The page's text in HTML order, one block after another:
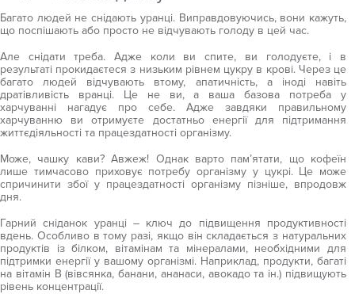
Багато людей не снідають уранці. Виправдовуючись, вони кажуть,
що поспішають або просто не відчувають голоду в цей час.
Але снідати треба. Адже коли ви спите, ви голодуєте, і в
результаті прокидаєтеся з низьким рівнем цукру в крові. Через це
багато людей відчувають втому, апатичність, а іноді навіть
дратівливість вранці. Це не ви, а ваша базова потреба у
харчуванні нагадує про себе. Адже завдяки правильному
харчуванню ви отримуєте достатньо енергії для підтримання
життєдіяльності та працездатності організму.
Може, чашку кави? Авжеж! Однак варто пам’ятати, що кофеїн
лише тимчасово приховує потребу організму у цукрі. Це може
спричинити збої у працездатності організму пізніше, впродовж
дня.
Гарний сніданок уранці – ключ до підвищення продуктивності
вдень. Особливо в тому разі, якщо він складається з натуральних
продуктів із білком, вітамінам та мінералами, необхідними для
підтримки енергії у вашому організмі. Наприклад, продукти, багаті
на вітамін В (вівсянка, банани, ананаси, авокадо та ін.) підвищують
рівень концентрації.